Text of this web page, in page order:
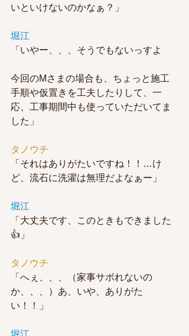
いといけないのかなぁ？」
堀江
「いやー、、、そうでもないっすよ
今回のMさまの場合も、ちょっと施工
手順や仮置きを工夫したりして、一
応、工事期間中も使っていただいてま
した」
タノウチ
「それはありがたいですね！！…け
ど、流石に洗濯は無理だよなぁー」
堀江
「大丈夫です、このときもできました
👍」
タノウチ
「へぇ、、、（家事サボれないの
か、、、）あ、いや、ありがた
い！！」
堀江